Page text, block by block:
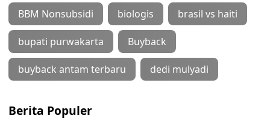
BBM Nonsubsidi biologis brasil vs haiti
bupati purwakarta Buyback
buyback antam terbaru dedi mulyadi
Berita Populer